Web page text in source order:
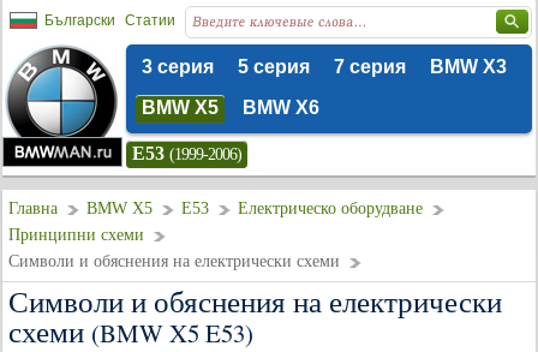
Български Статии
3 серия 5 серия 7 серия
BMW X3
BMW X5
BMW X6
E53 (1999-2006)
Главна BMW X5 E53
Електрическо оборудване
Принципни схеми
Символи и обяснения на електрически схеми
Символи и обяснения на електрически
схеми (BMW X5 E53)